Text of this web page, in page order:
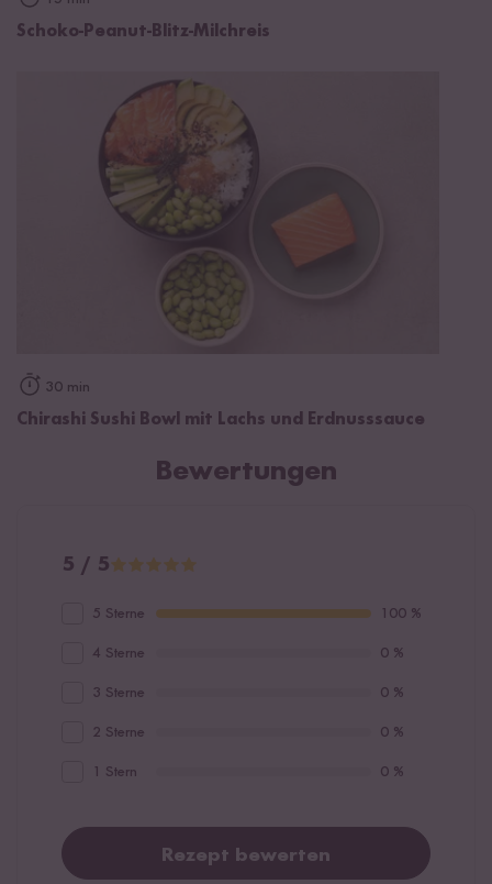
Schoko-Peanut-Blitz-Milchreis
30 min
Chirashi Sushi Bowl mit Lachs und Erdnusssauce
Bewertungen
5 / 5
5 Sterne 100 %
4 Sterne 0 %
3 Sterne 0 %
2 Sterne 0 %
1 Stern 0 %
Rezept bewerten